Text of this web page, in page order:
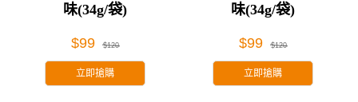
味(34g/袋)
$99 $120
立即搶購
味(34g/袋)
$99 $120
立即搶購